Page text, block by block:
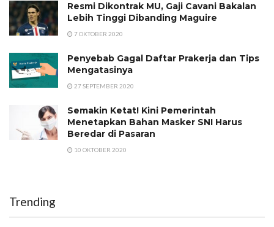
Resmi Dikontrak MU, Gaji Cavani Bakalan
Lebih Tinggi Dibanding Maguire
7 OKTOBER 2020
Penyebab Gagal Daftar Prakerja dan Tips
Mengatasinya
27 SEPTEMBER 2020
Semakin Ketat! Kini Pemerintah
Menetapkan Bahan Masker SNI Harus
Beredar di Pasaran
10 OKTOBER 2020
Trending